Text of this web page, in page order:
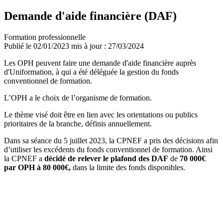
Demande d'aide financière (DAF)
Formation professionnelle
Publié le 02/01/2023 mis à jour : 27/03/2024
Les OPH peuvent faire une demande d'aide financière auprès
d'Uniformation, à qui a été déléguée la gestion du fonds
conventionnel de formation.
L’OPH a le choix de l’organisme de formation.
Le thème visé doit être en lien avec les orientations ou publics
prioritaires de la branche, définis annuellement.
Dans sa séance du 5 juillet 2023, la CPNEF a pris des décisions afin
d’utiliser les excédents du fonds conventionnel de formation. Ainsi
la CPNEF a décidé de relever le plafond des DAF de 70 000€
par OPH à 80 000€, dans la limite des fonds disponibles.